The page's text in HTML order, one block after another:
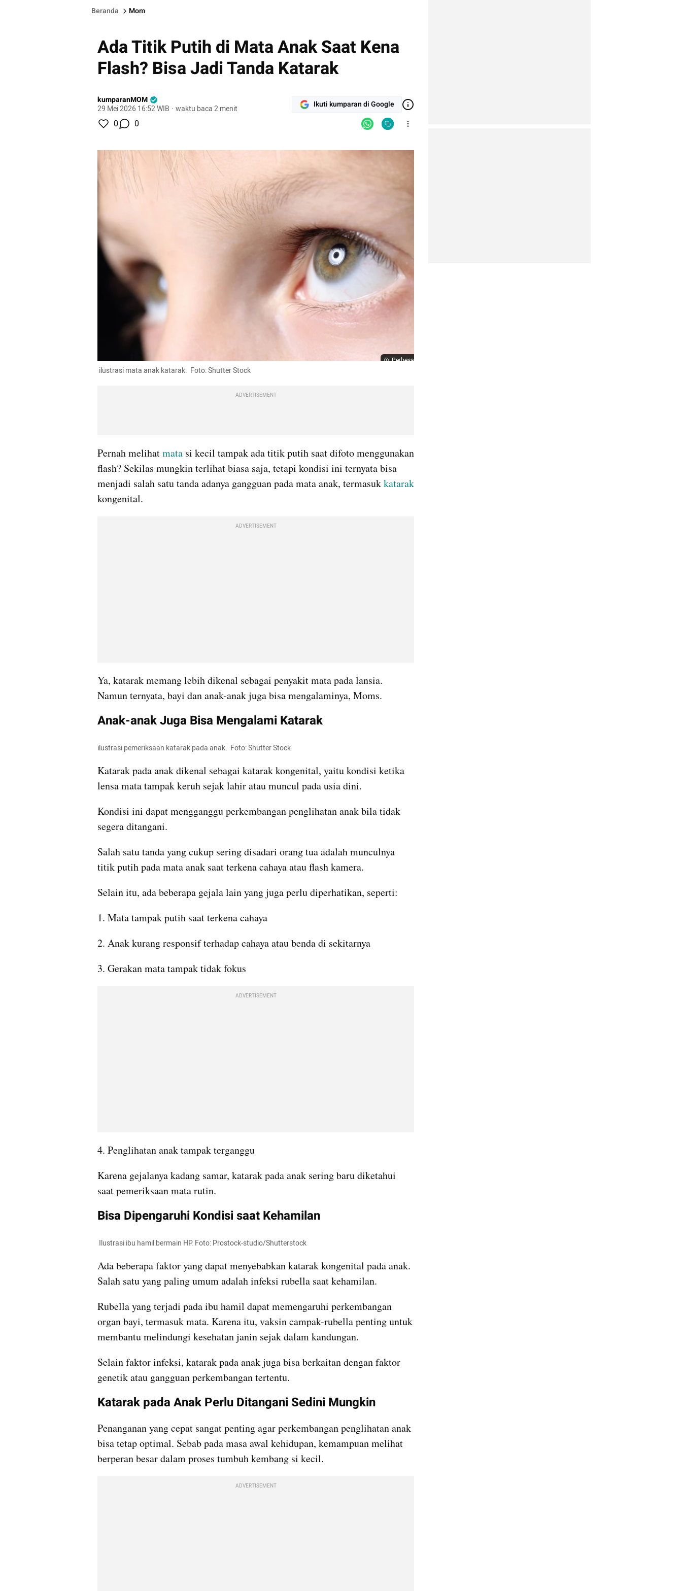
Beranda Mom
Ada Titik Putih di Mata Anak Saat Kena
Flash? Bisa Jadi Tanda Katarak
kumparanMOM
29 Mei 2026 16:52 WIB · waktu baca 2 menit Ikuti kumparan di Google
0 0
Perbesar
ilustrasi mata anak katarak.  Foto: Shutter Stock
ADVERTISEMENT
Pernah melihat mata si kecil tampak ada titik putih saat difoto menggunakan
flash? Sekilas mungkin terlihat biasa saja, tetapi kondisi ini ternyata bisa
menjadi salah satu tanda adanya gangguan pada mata anak, termasuk katarak
kongenital.
ADVERTISEMENT
Ya, katarak memang lebih dikenal sebagai penyakit mata pada lansia.
Namun ternyata, bayi dan anak-anak juga bisa mengalaminya, Moms.
Anak-anak Juga Bisa Mengalami Katarak
ilustrasi pemeriksaan katarak pada anak.  Foto: Shutter Stock
Katarak pada anak dikenal sebagai katarak kongenital, yaitu kondisi ketika
lensa mata tampak keruh sejak lahir atau muncul pada usia dini.
Kondisi ini dapat mengganggu perkembangan penglihatan anak bila tidak
segera ditangani.
Salah satu tanda yang cukup sering disadari orang tua adalah munculnya
titik putih pada mata anak saat terkena cahaya atau flash kamera.
Selain itu, ada beberapa gejala lain yang juga perlu diperhatikan, seperti:
1. Mata tampak putih saat terkena cahaya
2. Anak kurang responsif terhadap cahaya atau benda di sekitarnya
3. Gerakan mata tampak tidak fokus
ADVERTISEMENT
4. Penglihatan anak tampak terganggu
Karena gejalanya kadang samar, katarak pada anak sering baru diketahui
saat pemeriksaan mata rutin.
Bisa Dipengaruhi Kondisi saat Kehamilan
Ilustrasi ibu hamil bermain HP. Foto: Prostock-studio/Shutterstock
Ada beberapa faktor yang dapat menyebabkan katarak kongenital pada anak.
Salah satu yang paling umum adalah infeksi rubella saat kehamilan.
Rubella yang terjadi pada ibu hamil dapat memengaruhi perkembangan
organ bayi, termasuk mata. Karena itu, vaksin campak-rubella penting untuk
membantu melindungi kesehatan janin sejak dalam kandungan.
Selain faktor infeksi, katarak pada anak juga bisa berkaitan dengan faktor
genetik atau gangguan perkembangan tertentu.
Katarak pada Anak Perlu Ditangani Sedini Mungkin
Penanganan yang cepat sangat penting agar perkembangan penglihatan anak
bisa tetap optimal. Sebab pada masa awal kehidupan, kemampuan melihat
berperan besar dalam proses tumbuh kembang si kecil.
ADVERTISEMENT